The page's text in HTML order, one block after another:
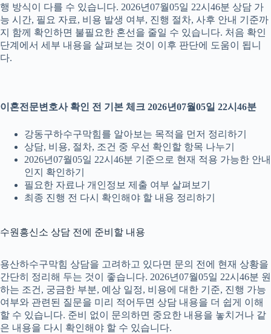
행 방식이 다를 수 있습니다. 2026년07월05일 22시46분 상담 가
능 시간, 필요 자료, 비용 발생 여부, 진행 절차, 사후 안내 기준까
지 함께 확인하면 불필요한 혼선을 줄일 수 있습니다. 처음 확인
단계에서 세부 내용을 살펴보는 것이 이후 판단에 도움이 됩니
다.
이혼전문변호사 확인 전 기본 체크 2026년07월05일 22시46분
강동구하수구막힘를 알아보는 목적을 먼저 정리하기
상담, 비용, 절차, 조건 중 우선 확인할 항목 나누기
2026년07월05일 22시46분 기준으로 현재 적용 가능한 안내
인지 확인하기
필요한 자료나 개인정보 제출 여부 살펴보기
최종 진행 전 다시 확인해야 할 내용 정리하기
수원흥신소 상담 전에 준비할 내용
용산하수구막힘 상담을 고려하고 있다면 문의 전에 현재 상황을
간단히 정리해 두는 것이 좋습니다. 2026년07월05일 22시46분 원
하는 조건, 궁금한 부분, 예상 일정, 비용에 대한 기준, 진행 가능
여부와 관련된 질문을 미리 적어두면 상담 내용을 더 쉽게 이해
할 수 있습니다. 준비 없이 문의하면 중요한 내용을 놓치거나 같
은 내용을 다시 확인해야 할 수 있습니다.